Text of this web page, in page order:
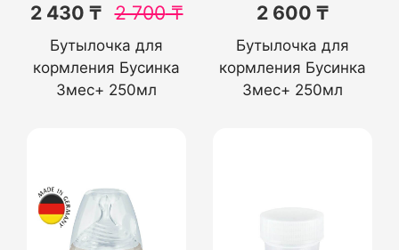
2 430 ₸ 2 700₸
Бутылочка для
кормления Бусинка
3мес+ 250мл
2 600 ₸
Бутылочка для
кормления Бусинка
3мес+ 250мл